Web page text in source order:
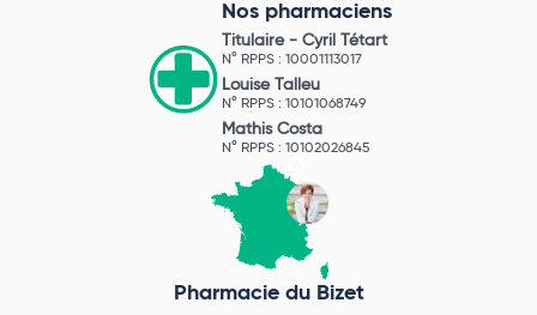
Nos pharmaciens
Titulaire - Cyril Tétart
N° RPPS : 10001113017
Louise Talleu
N° RPPS : 10101068749
Mathis Costa
N° RPPS : 10102026845
Pharmacie du Bizet